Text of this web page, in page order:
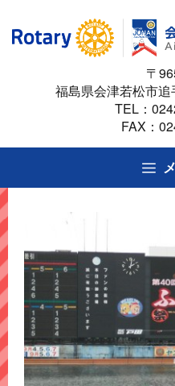
ス
ッ
プ
〒
福島県会津若松市
TEL：
FAX：